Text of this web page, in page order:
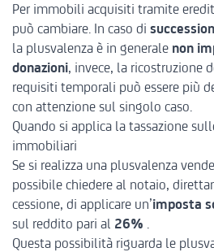
Per immobili acquisiti tramite
può cambiare. In caso di
la plusvalenza è in generale non
donazioni, invece, la ricostruzione
requisiti temporali può essere più
con attenzione sul singolo caso.
Quando si applica la tassazione
immobiliari
Se si realizza una plusvalenza
possibile chiedere al notaio,
cessione, di applicare un’imposta
sul reddito pari al 26% .
Questa possibilità riguarda le